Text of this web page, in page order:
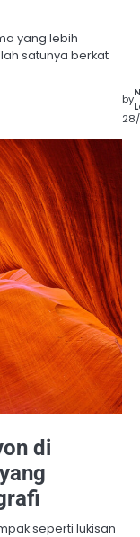
yang lebih
satunya berkat
by
di
seperti lukisan